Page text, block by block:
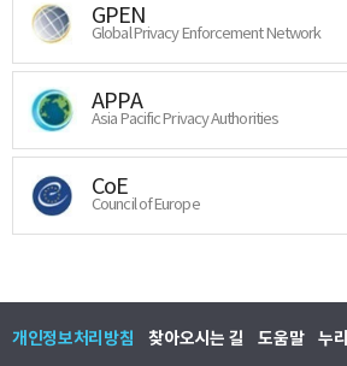
GPEN
Global Privacy Enforcement Network
APPA
Asia Pacific Privacy Authorities
CoE
Council of Europe
개인정보처리방침 찾아오시는 길 도움말 누